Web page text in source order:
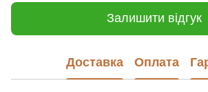
Залишити відгук
Доставка Оплата